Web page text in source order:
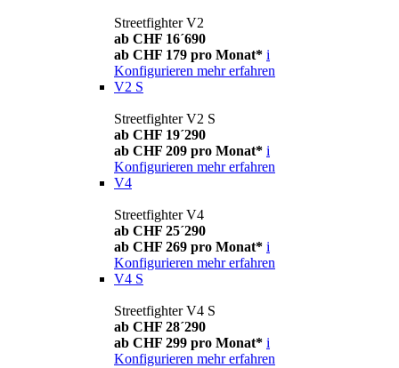
Streetfighter V2
ab CHF 16´690
ab CHF 179 pro Monat* i
Konfigurieren mehr erfahren
V2 S
Streetfighter V2 S
ab CHF 19´290
ab CHF 209 pro Monat* i
Konfigurieren mehr erfahren
V4
Streetfighter V4
ab CHF 25´290
ab CHF 269 pro Monat* i
Konfigurieren mehr erfahren
V4 S
Streetfighter V4 S
ab CHF 28´290
ab CHF 299 pro Monat* i
Konfigurieren mehr erfahren